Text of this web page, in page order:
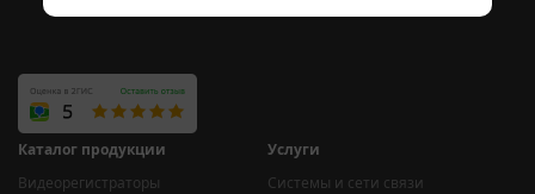
Каталог продукции
Видеорегистраторы
Услуги
Системы и сети связи